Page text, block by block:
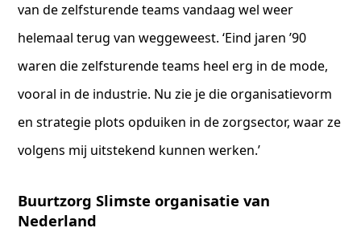
van de zelfsturende teams vandaag wel weer
helemaal terug van weggeweest. ‘Eind jaren ’90
waren die zelfsturende teams heel erg in de mode,
vooral in de industrie. Nu zie je die organisatievorm
en strategie plots opduiken in de zorgsector, waar ze
volgens mij uitstekend kunnen werken.’
Buurtzorg Slimste organisatie van
Nederland